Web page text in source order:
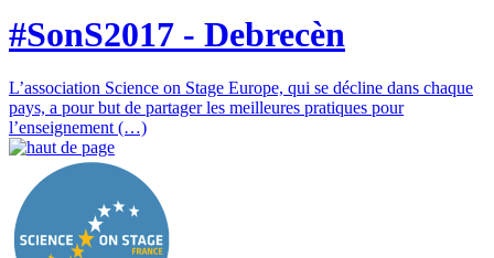
#SonS2017 - Debrecèn
L’association Science on Stage Europe, qui se décline dans chaque
pays, a pour but de partager les meilleures pratiques pour
l’enseignement (…)